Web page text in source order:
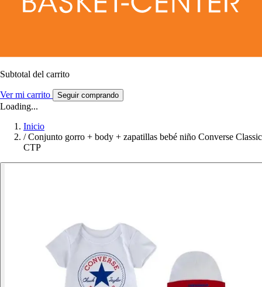
Subtotal del carrito
Ver mi carrito Seguir comprando
Loading...
Inicio
/ Conjunto gorro + body + zapatillas bebé niño Converse Classic
CTP